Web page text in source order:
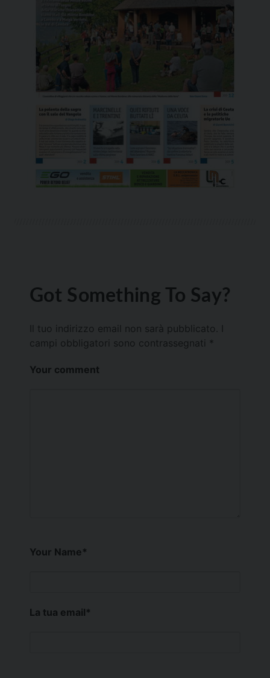
Got Something To Say?
Il tuo indirizzo email non sarà pubblicato.
campi obbligatori sono contrassegnati *
Your comment
Your Name*
La tua email*